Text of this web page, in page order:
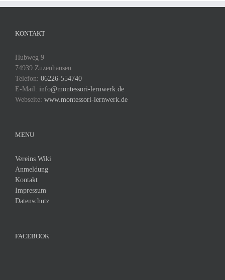
KONTAKT
Hubweg 9
74939 Zuzenhausen
Telefon: 06226-554740
E-Mail: info@montessori-lernwerk.de
Webseite: www.montessori-lernwerk.de
MENU
Vereins Wiki
Anmeldung
Kontakt
Impressum
Datenschutz
FACEBOOK